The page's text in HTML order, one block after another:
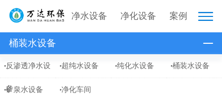
净水设备 净化设备 案例
桶装水设备
反渗透净水设
备
超纯水设备 纯化水设备 桶装水设备
矿泉水设备 净化车间